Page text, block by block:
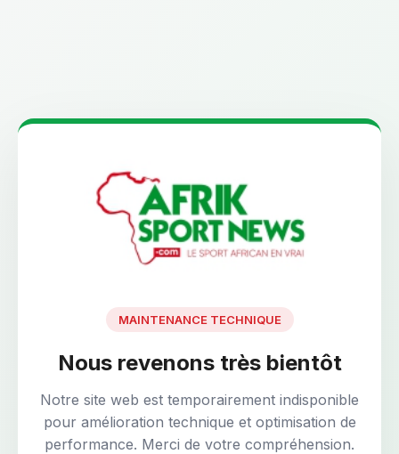
MAINTENANCE TECHNIQUE
Nous revenons très bientôt
Notre site web est temporairement indisponible
pour amélioration technique et optimisation de
performance. Merci de votre compréhension.